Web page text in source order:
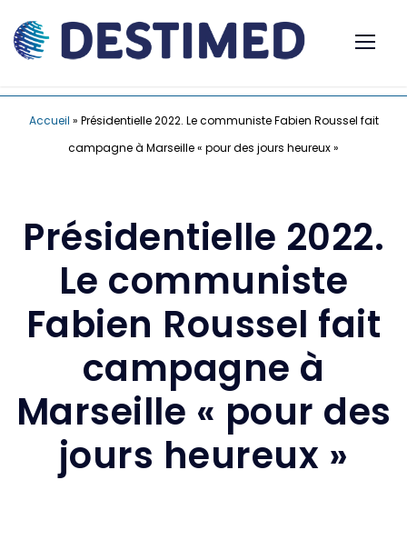
Accueil » Présidentielle 2022. Le communiste Fabien Roussel fait
campagne à Marseille « pour des jours heureux »
Présidentielle 2022.
Le communiste
Fabien Roussel fait
campagne à
Marseille « pour des
jours heureux »